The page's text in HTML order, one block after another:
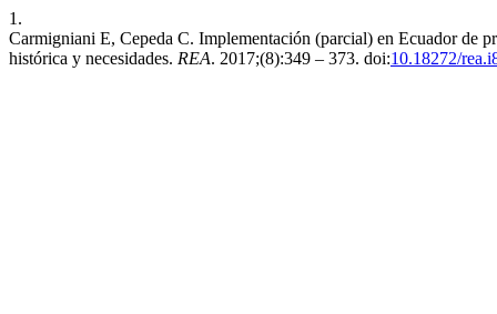
1.
Carmigniani E, Cepeda C. Implementación (parcial) en Ecuador de
histórica y necesidades. REA. 2017;(8):349 – 373. doi:10.18272/